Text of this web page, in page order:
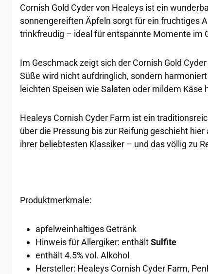
Cornish Gold Cyder von Healeys ist ein
sonnengereiften Äpfeln sorgt für ein fruchtiges
trinkfreudig – ideal für entspannte Momente im
Im Geschmack zeigt sich der Cornish Gold
Süße wird nicht aufdringlich, sondern
leichten Speisen wie Salaten oder mildem Käse
Healeys Cornish Cyder Farm ist ein
über die Pressung bis zur Reifung geschieht
ihrer beliebtesten Klassiker – und das völlig zu
Produktmerkmale:
apfelweinhaltiges Getränk
Hinweis für Allergiker: enthältSulfite
enthält 4.5% vol. Alkohol
Hersteller: Healeys Cornish Cyder Farm,